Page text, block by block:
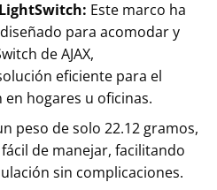
Este marco ha
para acomodar y
de AJAX,
eficiente para el
hogares u oficinas.
peso de solo 22.12 gramos,
de manejar, facilitando
sin complicaciones.